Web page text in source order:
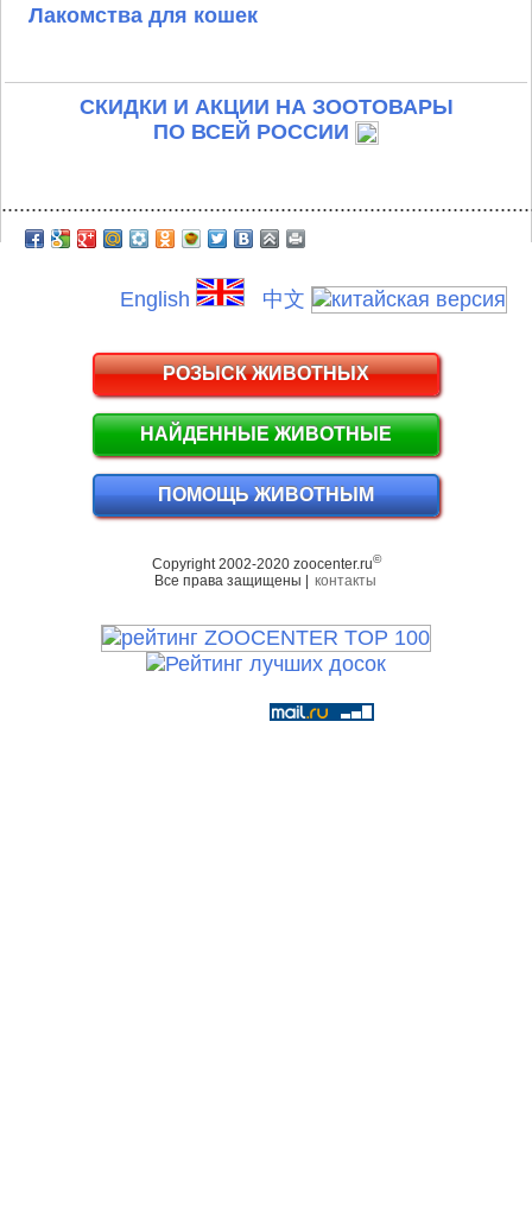
Лакомства для кошек
СКИДКИ И АКЦИИ НА ЗООТОВАРЫ
ПО ВСЕЙ РОССИИ
English 中文
РОЗЫСК ЖИВОТНЫХ
НАЙДЕННЫЕ ЖИВОТНЫЕ
ПОМОЩЬ ЖИВОТНЫМ
Copyright 2002-2020 zoocenter.ru©
Все права защищены | контакты